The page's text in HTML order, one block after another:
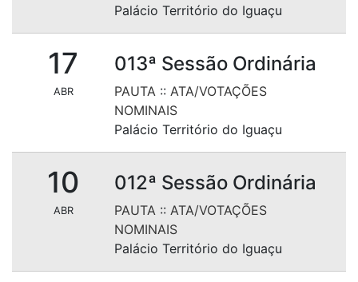
Palácio Território do Iguaçu
17
ABR
013ª Sessão Ordinária
PAUTA :: ATA/VOTAÇÕES
NOMINAIS
Palácio Território do Iguaçu
10
ABR
012ª Sessão Ordinária
PAUTA :: ATA/VOTAÇÕES
NOMINAIS
Palácio Território do Iguaçu